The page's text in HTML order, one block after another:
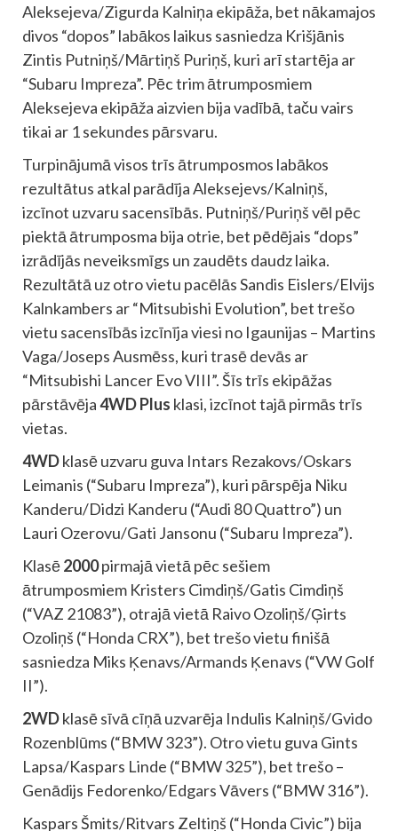
Aleksejeva/Zigurda Kalniņa ekipāža, bet nākamajos
divos “dopos” labākos laikus sasniedza Krišjānis
Zintis Putniņš/Mārtiņš Puriņš, kuri arī startēja ar
“Subaru Impreza”. Pēc trim ātrumposmiem
Aleksejeva ekipāža aizvien bija vadībā, taču vairs
tikai ar 1 sekundes pārsvaru.
Turpinājumā visos trīs ātrumposmos labākos
rezultātus atkal parādīja Aleksejevs/Kalniņš,
izcīnot uzvaru sacensībās. Putniņš/Puriņš vēl pēc
piektā ātrumposma bija otrie, bet pēdējais “dops”
izrādījās neveiksmīgs un zaudēts daudz laika.
Rezultātā uz otro vietu pacēlāsSandis Eislers/Elvijs
Kalnkambers ar “Mitsubishi Evolution”, bet trešo
vietu sacensībās izcīnīja viesi no Igaunijas – Martins
Vaga/Joseps Ausmēss, kuri trasē devās ar
“Mitsubishi Lancer Evo VIII”. Šīs trīs ekipāžas
pārstāvēja4WD Plus klasi, izcīnot tajā pirmās trīs
vietas.
4WDklasē uzvaru guva Intars Rezakovs/Oskars
Leimanis (“Subaru Impreza”), kuri pārspēja Niku
Kanderu/Didzi Kanderu (“Audi 80 Quattro”) un
Lauri Ozerovu/Gati Jansonu (“Subaru Impreza”).
Klasē2000pirmajā vietā pēc sešiem
ātrumposmiem Kristers Cimdiņš/Gatis Cimdiņš
(“VAZ 21083”), otrajā vietā Raivo Ozoliņš/Ģirts
Ozoliņš (“Honda CRX”), bet trešo vietu finišā
sasniedza Miks Ķenavs/Armands Ķenavs (“VW Golf
II”).
2WDklasē sīvā cīņā uzvarēja Indulis Kalniņš/Gvido
Rozenblūms (“BMW 323”). Otro vietu guva Gints
Lapsa/Kaspars Linde (“BMW 325”), bet trešo –
Genādijs Fedorenko/Edgars Vāvers (“BMW 316”).
Kaspars Šmits/Ritvars Zeltiņš (“Honda Civic”) bija